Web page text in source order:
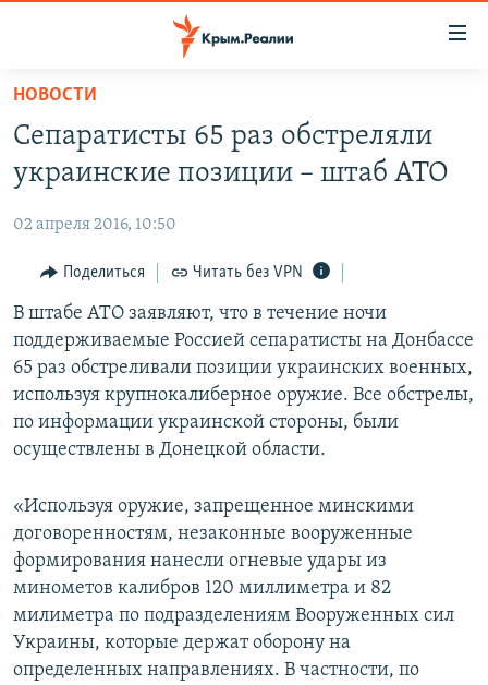
Вернуться
основному
содержанию
Вернутся
навигации
Вернутся
поиску
СПЕЦПРОЕКТЫ
КАРТА ВОЕННЫХ ОБЪЕКТОВ КРЫМА
11 ЛЕТ ОККУПАЦИИ КРЫМА. 11 ИСТОРИЙ СОПРОТИВЛЕНИЯ
ВОДА
ИСТОРИЯ
ЕЩЕ
ИНТЕРАКТИВ
ИНФОГРАФИКА
ТЕЛЕПРОЕКТ КРЫМ.РЕАЛИИ
СОВЕТЫ ПРАВОЗАЩИТНИКОВ
ПОБЕДИТЕЛЕЙ НЕ СУДЯТ?
КРЫМ.НЕПОКОРЕННЫЙ
ELIFBE
УКРАИНСКАЯ ПРОБЛЕМА КРЫМА
РАДІО СВОБОДА
КАК ОБОЙТИ БЛОКИРОВКУ
Українською
Qırımtatar
ПРИСОЕДИНЯЙТЕСЬ!
Все сайты RFE/RL
НОВОСТИ
Сепаратисты 65 раз обстреляли
украинские позиции – штаб АТО
02 апреля 2016, 10:50
Поделиться Читать без VPN
В штабе АТО заявляют, что в течение ночи
поддерживаемые Россией сепаратисты на Донбассе
65 раз обстреливали позиции украинских военных,
используя крупнокалиберное оружие. Все обстрелы,
по информации украинской стороны, были
осуществлены в Донецкой области.
«Используя оружие, запрещенное минскими
договоренностям, незаконные вооруженные
формирования нанесли огневые удары из
минометов калибров 120 миллиметра и 82
милиметра по подразделениям Вооруженных сил
Украины, которые держат оборону на
определенных направлениях. В частности, по